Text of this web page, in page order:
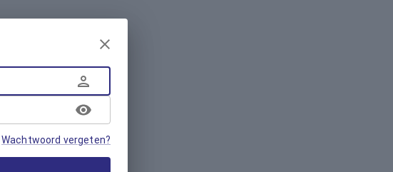
Wachtwoord vergeten?